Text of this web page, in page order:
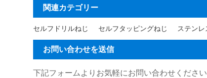
関連カテゴリー
セルフドリルねじ セルフタッピングねじ ステンレ
お問い合わせを送信
下記フォームよりお気軽にお問い合わせくださ